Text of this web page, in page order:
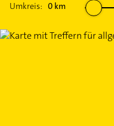
Umkreis: 0 km